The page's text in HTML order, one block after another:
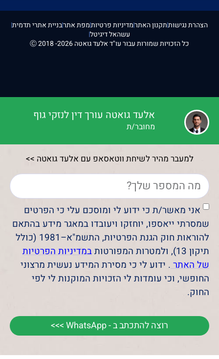
הצהרת נגישותתקנון האתרמדיניות פרטיותמפת אתרבניית אתרי תדמית
עשהאל דיגיטל
כל הזכויות שמורות עבור עו"ד אלעד גואטה 2026- 2018 Ⓒ
אלעד גואטה עורך דין לנזקי גוף
מחובר/ת
למעבר מהיר לשיחת ווטאסאפ עם אלעד גואטה >>
אני מאשר/ת כי ידוע לי ומוסכם עלי כי הפרטים
שמסרתי ייאספו, יוחזקו ויעובדו במאגר מידע בהתאם
להוראות חוק הגנת הפרטיות, התשמ"א–1981 (כולל
תיקון 13), ולמטרות המפורטות
במדיניות הפרטיות
של האתר. ידוע לי כי מסירת המידע נעשית מרצוני
החופשי, וכי עומדות לי הזכויות המוקנות לי לפי
החוק.
רוצה להתכתב ב - WhatsApp >>>